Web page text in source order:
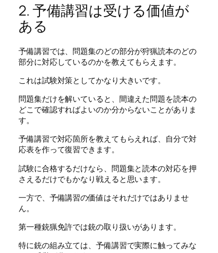
2. 予備講習は受ける価値が
ある
予備講習では、問題集のどの部分が狩猟読本のどの
部分に対応しているのかを教えてもらえます。
これは試験対策としてかなり大きいです。
問題集だけを解いていると、間違えた問題を読本の
どこで確認すればよいのか分からないことがありま
す。
予備講習で対応箇所を教えてもらえれば、自分で対
応表を作って復習できます。
試験に合格するだけなら、問題集と読本の対応を押
さえるだけでもかなり戦えると思います。
一方で、予備講習の価値はそれだけではありませ
ん。
第一種銃猟免許では銃の取り扱いがあります。
特に銃の組み立ては、予備講習で実際に触ってみな